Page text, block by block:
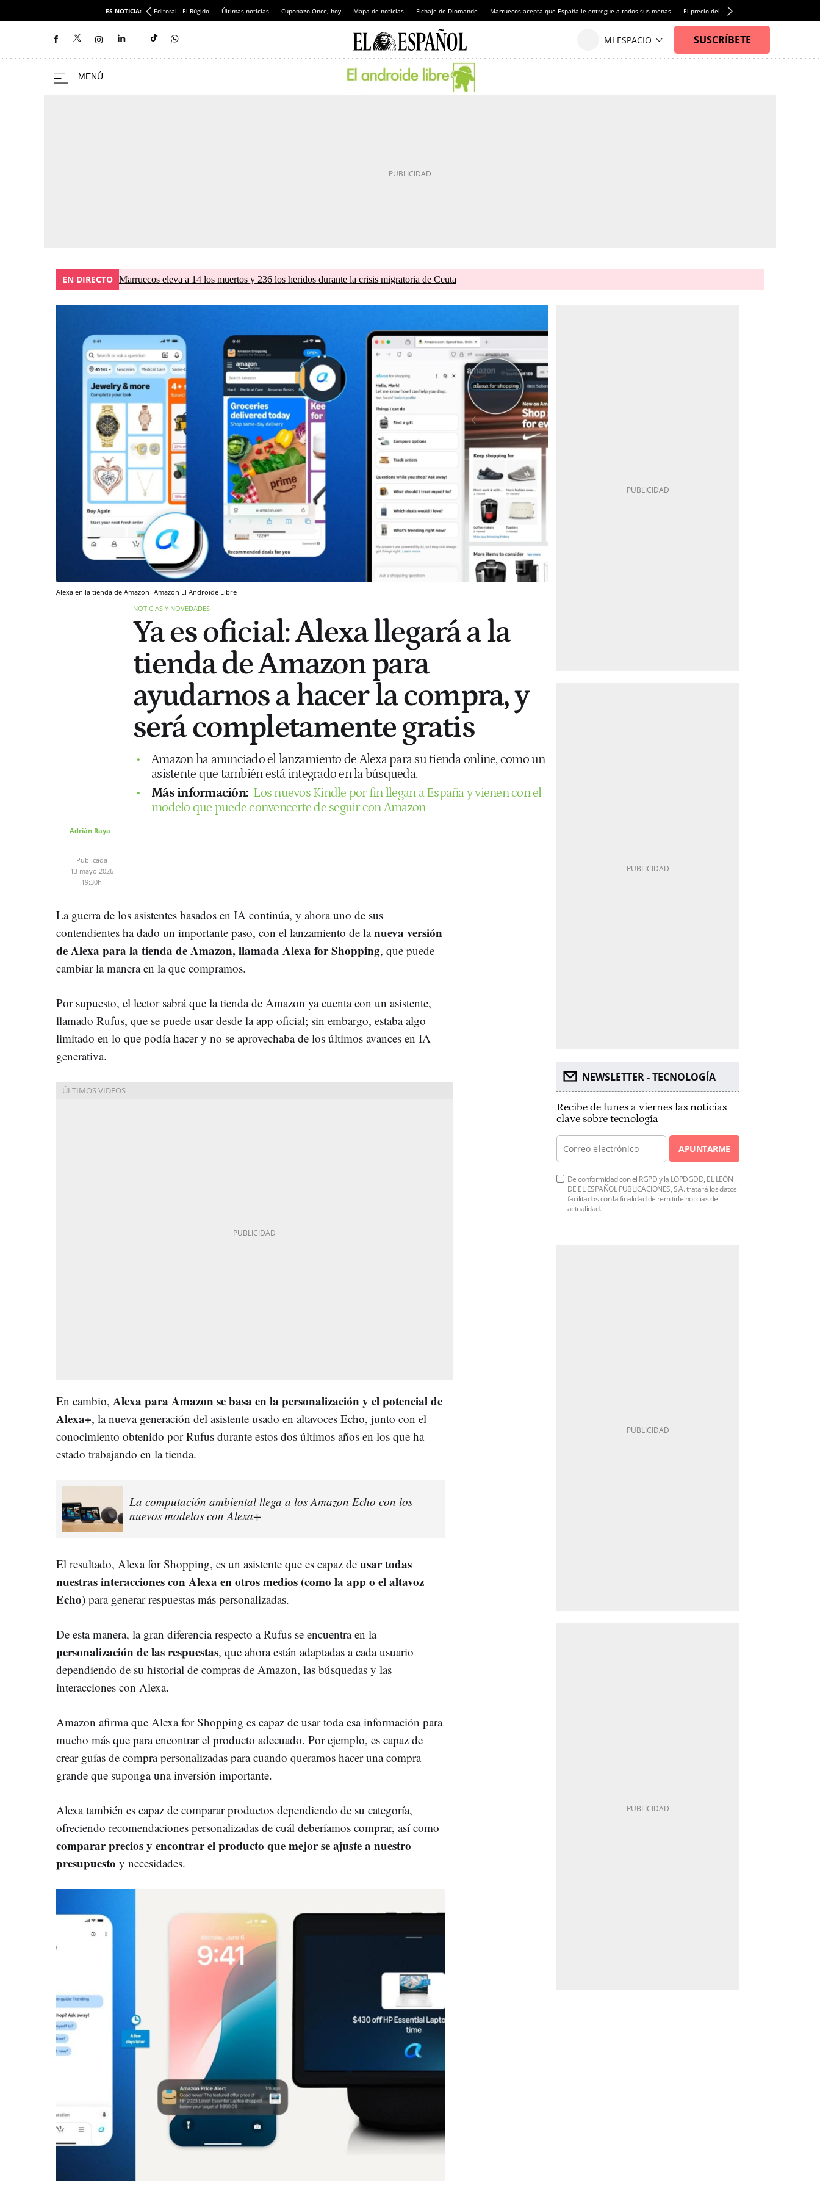
ES NOTICIA: Editoral - El Rúgido Últimas noticias Cuponazo Once, hoy Mapa de noticias Fichaje de Diomande Marruecos acepta que España le entregue a todos sus menas El precio del alquiler de vivienda baja por
EN DIRECTO Marruecos eleva a 14 los muertos y 236 los heridos durante la crisis migratoria de Ceuta
Alexa en la tienda de Amazon Amazon El Androide Libre
NOTICIAS Y NOVEDADES
Ya es oficial: Alexa llegará a la
tienda de Amazon para
ayudarnos a hacer la compra, y
será completamente gratis
Amazon ha anunciado el lanzamiento de Alexa para su tienda online, como un
asistente que también está integrado en la búsqueda.
Más información: Los nuevos Kindle por fin llegan a España y vienen con el
modelo que puede convencerte de seguir con Amazon
Adrián Raya
Publicada
13 mayo 2026
19:30h
La guerra de los asistentes basados en IA continúa, y ahora uno de sus
contendientes ha dado un importante paso, con el lanzamiento de lanueva versión
de Alexa para la tienda de Amazon, llamada Alexa for Shopping, que puede
cambiar la manera en la que compramos.
Por supuesto, el lector sabrá que la tienda de Amazon ya cuenta con un asistente,
llamado Rufus, que se puede usar desde la app oficial; sin embargo, estaba algo
limitado en lo que podía hacer y no se aprovechaba de los últimos avances en IA
generativa.
En cambio, Alexa para Amazon se basa en la personalización y el potencial de
Alexa+, la nueva generación del asistente usado en altavoces Echo, junto con el
conocimiento obtenido por Rufus durante estos dos últimos años en los que ha
estado trabajando en la tienda.
La computación ambiental llega a los Amazon Echo con los
nuevos modelos con Alexa+
El resultado, Alexa for Shopping, es un asistente que es capaz de usar todas
nuestras interacciones con Alexa en otros medios (como la app o el altavoz
Echo) para generar respuestas más personalizadas.
De esta manera, la gran diferencia respecto a Rufus se encuentra en la
personalización de las respuestas, que ahora están adaptadas a cada usuario
dependiendo de su historial de compras de Amazon, las búsquedas y las
interacciones con Alexa.
Amazon afirma que Alexa for Shopping es capaz de usar toda esa información para
mucho más que para encontrar el producto adecuado. Por ejemplo, es capaz de
crear guías de compra personalizadas para cuando queramos hacer una compra
grande que suponga una inversión importante.
Alexa también es capaz de comparar productos dependiendo de su categoría,
ofreciendo recomendaciones personalizadas de cuál deberíamos comprar, así como
comparar precios y encontrar el producto que mejor se ajuste a nuestro
presupuesto y necesidades.
NEWSLETTER - TECNOLOGÍA
Recibe de lunes a viernes las noticias
clave sobre tecnología
APUNTARME
De conformidad con el RGPD y la LOPDGDD, EL LEÓN
DE EL ESPAÑOL PUBLICACIONES, S.A. tratará los datos
facilitados con la finalidad de remitirle noticias de
actualidad.